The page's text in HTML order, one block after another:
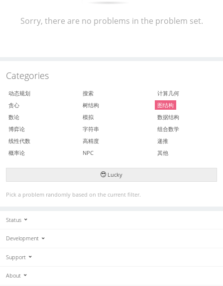
Sorry, there are no problems in the problem set.
Categories
动态规划 搜索
计算几何
贪心
树结构
图结构
数论
模拟
数据结构
博弈论
字符串
组合数学
线性代数
高精度
递推
概率论
NPC 其他
Lucky
Pick a problem randomly based on the current filter.
Status
Development
Support
About